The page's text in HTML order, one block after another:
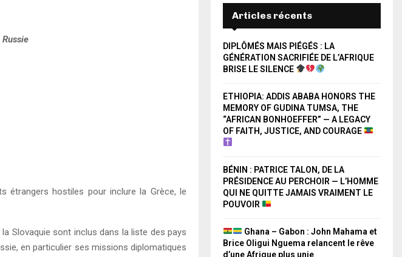
étrangers hostiles pour inclure la Grèce, le
Slovaquie sont inclus dans la liste des pays
en particulier ses missions diplomatiques
Articles récents
DIPLÔMÉS MAIS PIÉGÉS : LA
GÉNÉRATION SACRIFIÉE DE L’AFRIQUE
BRISE LE SILENCE
ETHIOPIA: ADDIS ABABA HONORS THE
MEMORY OF GUDINA TUMSA, THE
“AFRICAN BONHOEFFER” — A LEGACY
OF FAITH, JUSTICE, AND COURAGE
BÉNIN : PATRICE TALON, DE LA
PRÉSIDENCE AU PERCHOIR — L’HOMME
QUI NE QUITTE JAMAIS VRAIMENT LE
POUVOIR
Ghana – Gabon : John Mahama et
Brice Oligui Nguema relancent le rêve
d’une Afrique plus unie